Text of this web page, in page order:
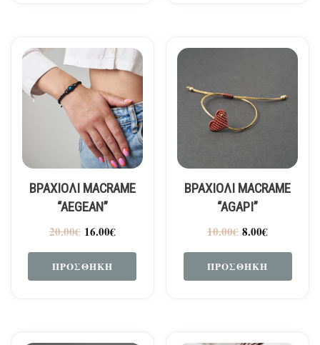
ΒΡΑΧΙΟΛΙ MACRAME
“AEGEAN”
20.00€ 16.00€
ΠΡΟΣΘΉΚΗ
ΒΡΑΧΙΟΛΙ MACRAME
“AGAPI”
10.00€ 8.00€
ΠΡΟΣΘΉΚΗ